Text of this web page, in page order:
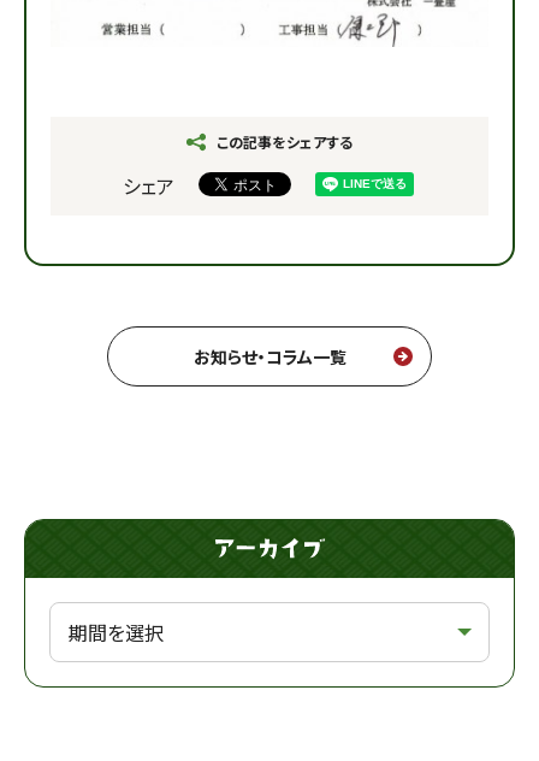
この記事をシェアする
シェア
お知らせ・コラム一覧